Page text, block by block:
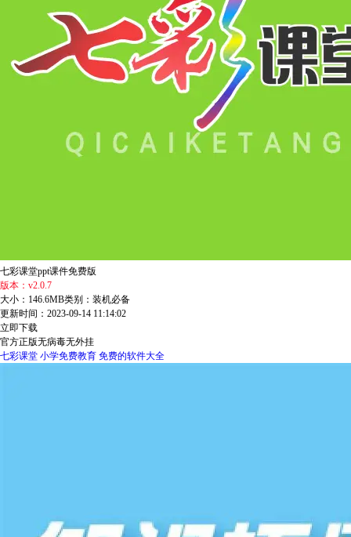
七彩课堂ppt课件免费版
版本：v2.0.7
大小：146.6MB类别：装机必备
更新时间：2023-09-14 11:14:02
立即下载
官方正版无病毒无外挂
七彩课堂 小学免费教育 免费的软件大全